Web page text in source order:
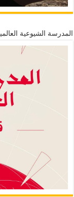
المدرسة الشيوعية العالمية 2026: سجل